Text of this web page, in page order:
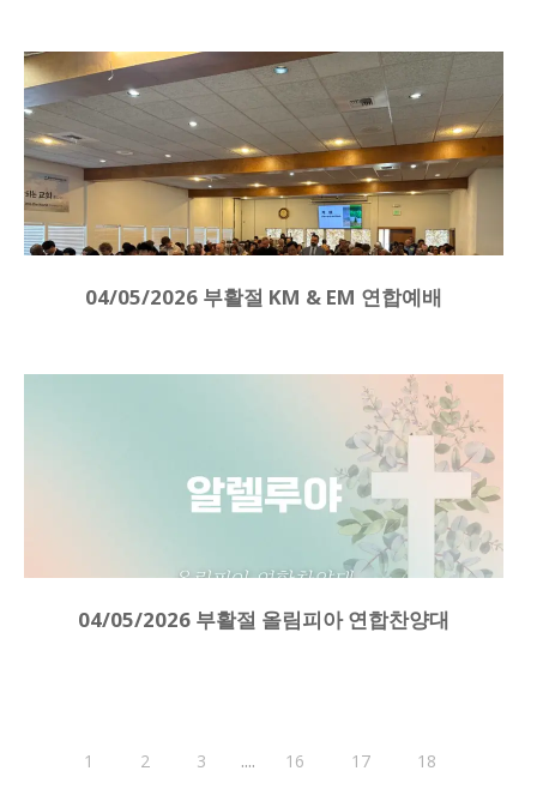
04/05/2026 부활절 KM & EM 연합예배
04/05/2026 부활절 올림피아 연합찬양대
1 2 3 .... 16 17 18